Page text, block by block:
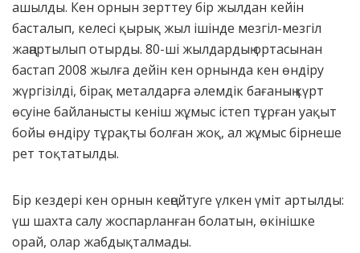
ашылды. Кен орнын зерттеу бір жылдан кейін
басталып, келесі қырық жыл ішінде мезгіл-мезгіл
жаңартылып отырды. 80-ші жылдардың ортасынан
бастап 2008 жылға дейін кен орнында кен өндіру
жүргізілді, бірақ металдарға әлемдік бағаның күрт
өсуіне байланысты кеніш жұмыс істеп тұрған уақыт
бойы өндіру тұрақты болған жоқ, ал жұмыс бірнеше
рет тоқтатылды.
Бір кездері кен орнын кеңейтуге үлкен үміт артылды:
үш шахта салу жоспарланған болатын, өкінішке
орай, олар жабдықталмады.